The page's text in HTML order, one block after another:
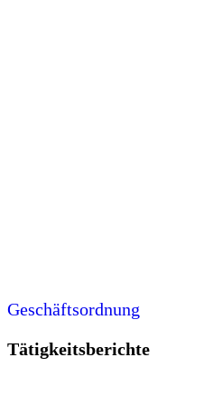
Geschäftsordnung
Tätigkeitsberichte